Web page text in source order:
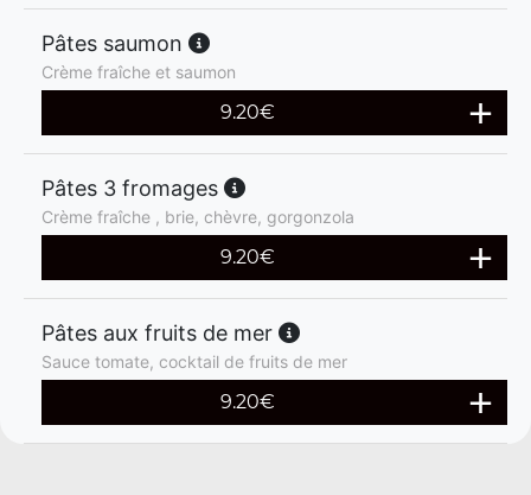
Pâtes saumon
Crème fraîche et saumon
9.20€
Pâtes 3 fromages
Crème fraîche , brie, chèvre, gorgonzola
9.20€
Pâtes aux fruits de mer
Sauce tomate, cocktail de fruits de mer
9.20€